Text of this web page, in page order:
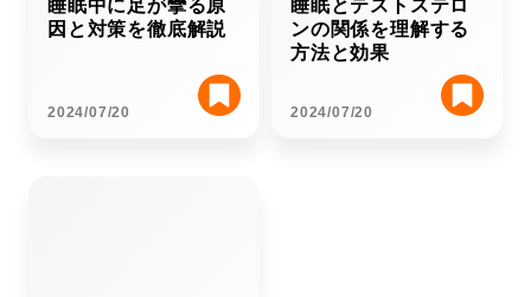
睡眠中に足が攣る原
因と対策を徹底解説
2024/07/20
睡眠とテストステロ
ンの関係を理解する
方法と効果
2024/07/20